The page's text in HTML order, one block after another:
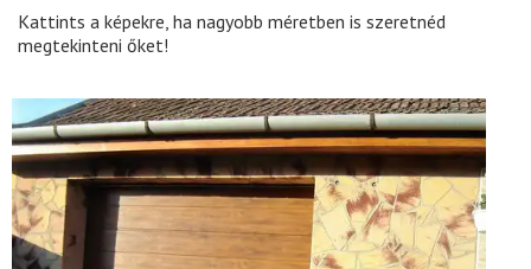
Kattints a képekre, ha nagyobb méretben is szeretnéd
megtekinteni őket!